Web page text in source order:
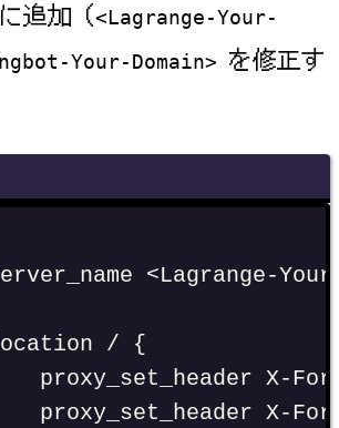
追加（<Lagrange-Your-
Your-Domain> を修正す
<Lagrange-
/ {
proxy_set_header X-
proxy_set_header X-